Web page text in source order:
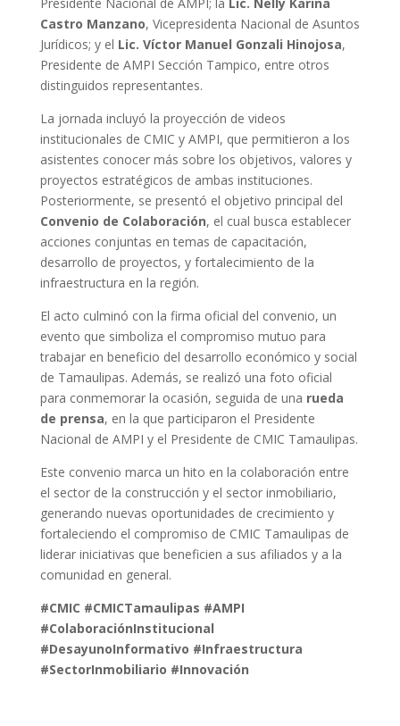
Presidente Nacional de AMPI; la Lic. Nelly Karina
Castro Manzano, Vicepresidenta Nacional de Asuntos
Jurídicos; y el Lic. Víctor Manuel Gonzali Hinojosa,
Presidente de AMPI Sección Tampico, entre otros
distinguidos representantes.
La jornada incluyó la proyección de videos
institucionales de CMIC y AMPI, que permitieron a los
asistentes conocer más sobre los objetivos, valores y
proyectos estratégicos de ambas instituciones.
Posteriormente, se presentó el objetivo principal del
Convenio de Colaboración, el cual busca establecer
acciones conjuntas en temas de capacitación,
desarrollo de proyectos, y fortalecimiento de la
infraestructura en la región.
El acto culminó con la firma oficial del convenio, un
evento que simboliza el compromiso mutuo para
trabajar en beneficio del desarrollo económico y social
de Tamaulipas. Además, se realizó una foto oficial
para conmemorar la ocasión, seguida de una rueda
de prensa, en la que participaron el Presidente
Nacional de AMPI y el Presidente de CMIC Tamaulipas.
Este convenio marca un hito en la colaboración entre
el sector de la construcción y el sector inmobiliario,
generando nuevas oportunidades de crecimiento y
fortaleciendo el compromiso de CMIC Tamaulipas de
liderar iniciativas que beneficien a sus afiliados y a la
comunidad en general.
#CMIC #CMICTamaulipas #AMPI
#ColaboraciónInstitucional
#DesayunoInformativo #Infraestructura
#SectorInmobiliario #Innovación